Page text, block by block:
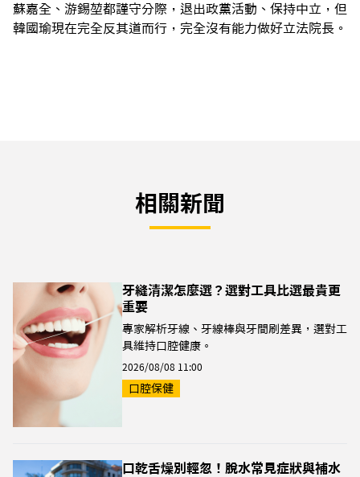
蘇嘉全、游錫堃都謹守分際，退出政黨活動、保持中立，但
韓國瑜現在完全反其道而行，完全沒有能力做好立法院長。
相關新聞
牙縫清潔怎麼選？選對工具比選最貴更
重要
專家解析牙線、牙線棒與牙間刷差異，選對工
具維持口腔健康。
2026/08/08 11:00
口腔保健
口乾舌燥別輕忽！脫水常見症狀與補水